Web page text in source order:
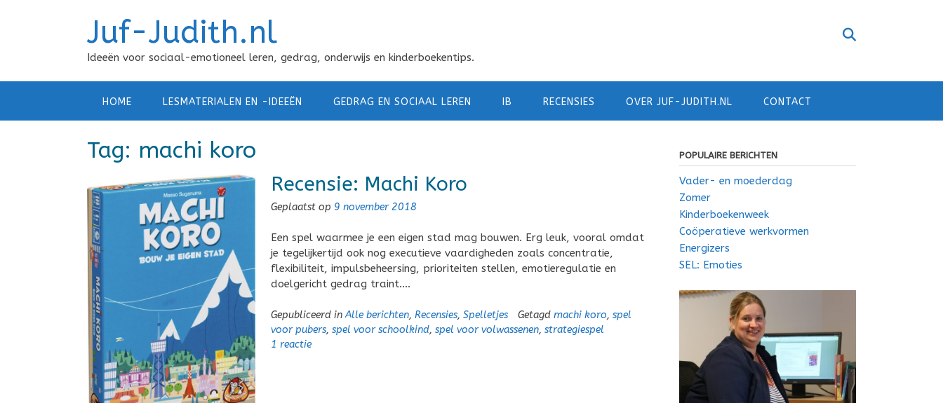
Juf-Judith.nl
Ideeën voor sociaal-emotioneel leren, gedrag, onderwijs en kinderboekentips.
HOME LESMATERIALEN EN -IDEEËN GEDRAG EN SOCIAAL LEREN IB RECENSIES OVER JUF-JUDITH.NL CONTACT
Tag: machi koro
Recensie: Machi Koro
Geplaatst op 9 november 2018
Een spel waarmee je een eigen stad mag bouwen. Erg leuk, vooral omdat
je tegelijkertijd ook nog executieve vaardigheden zoals concentratie,
flexibiliteit, impulsbeheersing, prioriteiten stellen, emotieregulatie en
doelgericht gedrag traint….
Gepubliceerd inAlle berichten, Recensies, Spelletjes Getagd machi koro, spel
voor pubers, spel voor schoolkind, spel voor volwassenen, strategiespel
1 reactie
POPULAIRE BERICHTEN
Vader- en moederdag
Zomer
Kinderboekenweek
Coöperatieve werkvormen
Energizers
SEL: Emoties